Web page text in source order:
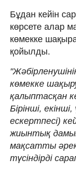
Бұдан кейін
көрсете алар
көмекке
қойылды.
көмекке
қалыптасқан
Бірінші,
ескертпесі)
жиынтық
мақсатты
түсіндірді